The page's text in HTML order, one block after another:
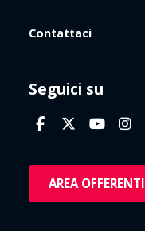
Contattaci
Seguici su
AREA OFFERENTI